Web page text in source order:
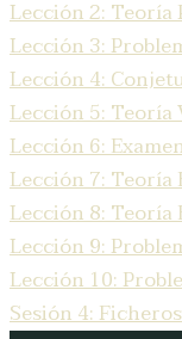
Lección 2: Teoría
Lección 3:
Lección 4:
Lección 5: Teoría
Lección 6:
Lección 7: Teoría
Lección 8: Teoría
Lección 9:
Lección 10:
Sesión 4: